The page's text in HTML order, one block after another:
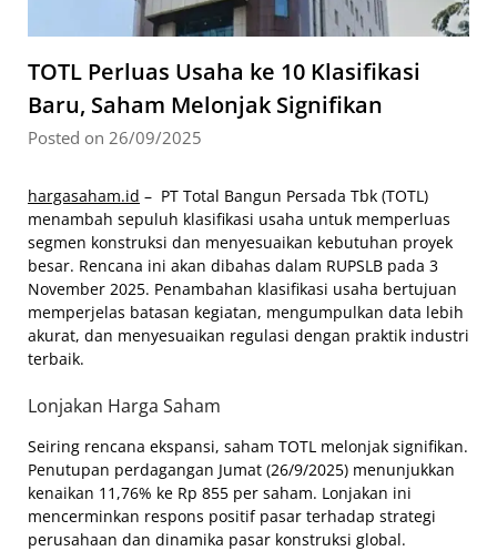
TOTL Perluas Usaha ke 10 Klasifikasi
Baru, Saham Melonjak Signifikan
Posted on 26/09/2025
hargasaham.id – PT Total Bangun Persada Tbk (TOTL)
menambah sepuluh klasifikasi usaha untuk memperluas
segmen konstruksi dan menyesuaikan kebutuhan proyek
besar. Rencana ini akan dibahas dalam RUPSLB pada 3
November 2025. Penambahan klasifikasi usaha bertujuan
memperjelas batasan kegiatan, mengumpulkan data lebih
akurat, dan menyesuaikan regulasi dengan praktik industri
terbaik.
Lonjakan Harga Saham
Seiring rencana ekspansi, saham TOTL melonjak signifikan.
Penutupan perdagangan Jumat (26/9/2025) menunjukkan
kenaikan 11,76% ke Rp 855 per saham. Lonjakan ini
mencerminkan respons positif pasar terhadap strategi
perusahaan dan dinamika pasar konstruksi global.